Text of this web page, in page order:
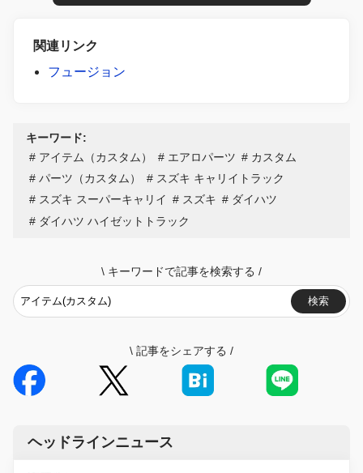
関連リンク
フュージョン
キーワード:
アイテム（カスタム）
エアロパーツ
カスタム
パーツ（カスタム）
スズキ キャリイトラック
スズキ スーパーキャリイ
スズキ
ダイハツ
ダイハツ ハイゼットトラック
\ キーワードで記事を検索する /
検索
\ 記事をシェアする /
ヘッドラインニュース